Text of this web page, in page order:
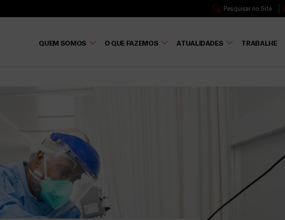
Pesquisar no Site
QUEM SOMOS O QUE FAZEMOS ATUALIDADES TRABALHE